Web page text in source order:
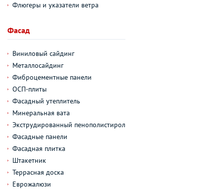
Флюгеры и указатели ветра
Фасад
Виниловый сайдинг
Металлосайдинг
Фиброцементные панели
ОСП-плиты
Фасадный утеплитель
Минеральная вата
Экструдированный пенополистирол
Фасадные панели
Фасадная плитка
Штакетник
Террасная доска
Еврожалюзи